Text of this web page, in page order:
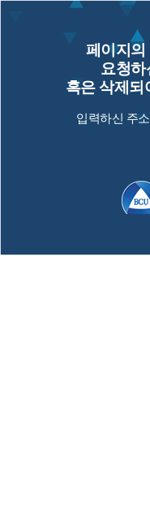
페이지의
요청하
혹은 삭제되
입력하신 주